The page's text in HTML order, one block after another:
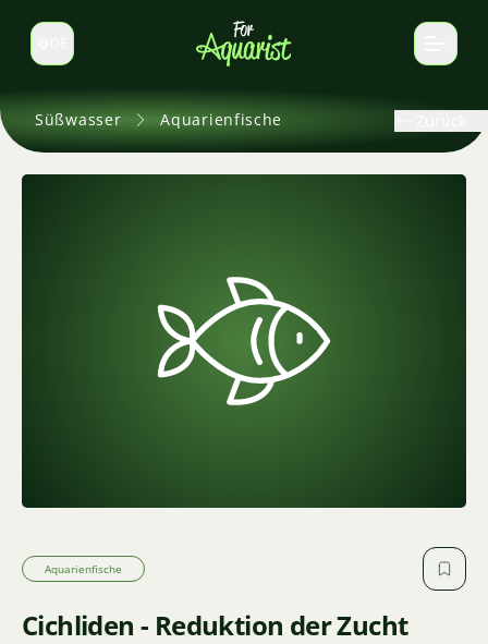
Sprache wechseln
Süßwasser Aquarienfische
Aquarienfische
Cichliden - Reduktion der Zucht